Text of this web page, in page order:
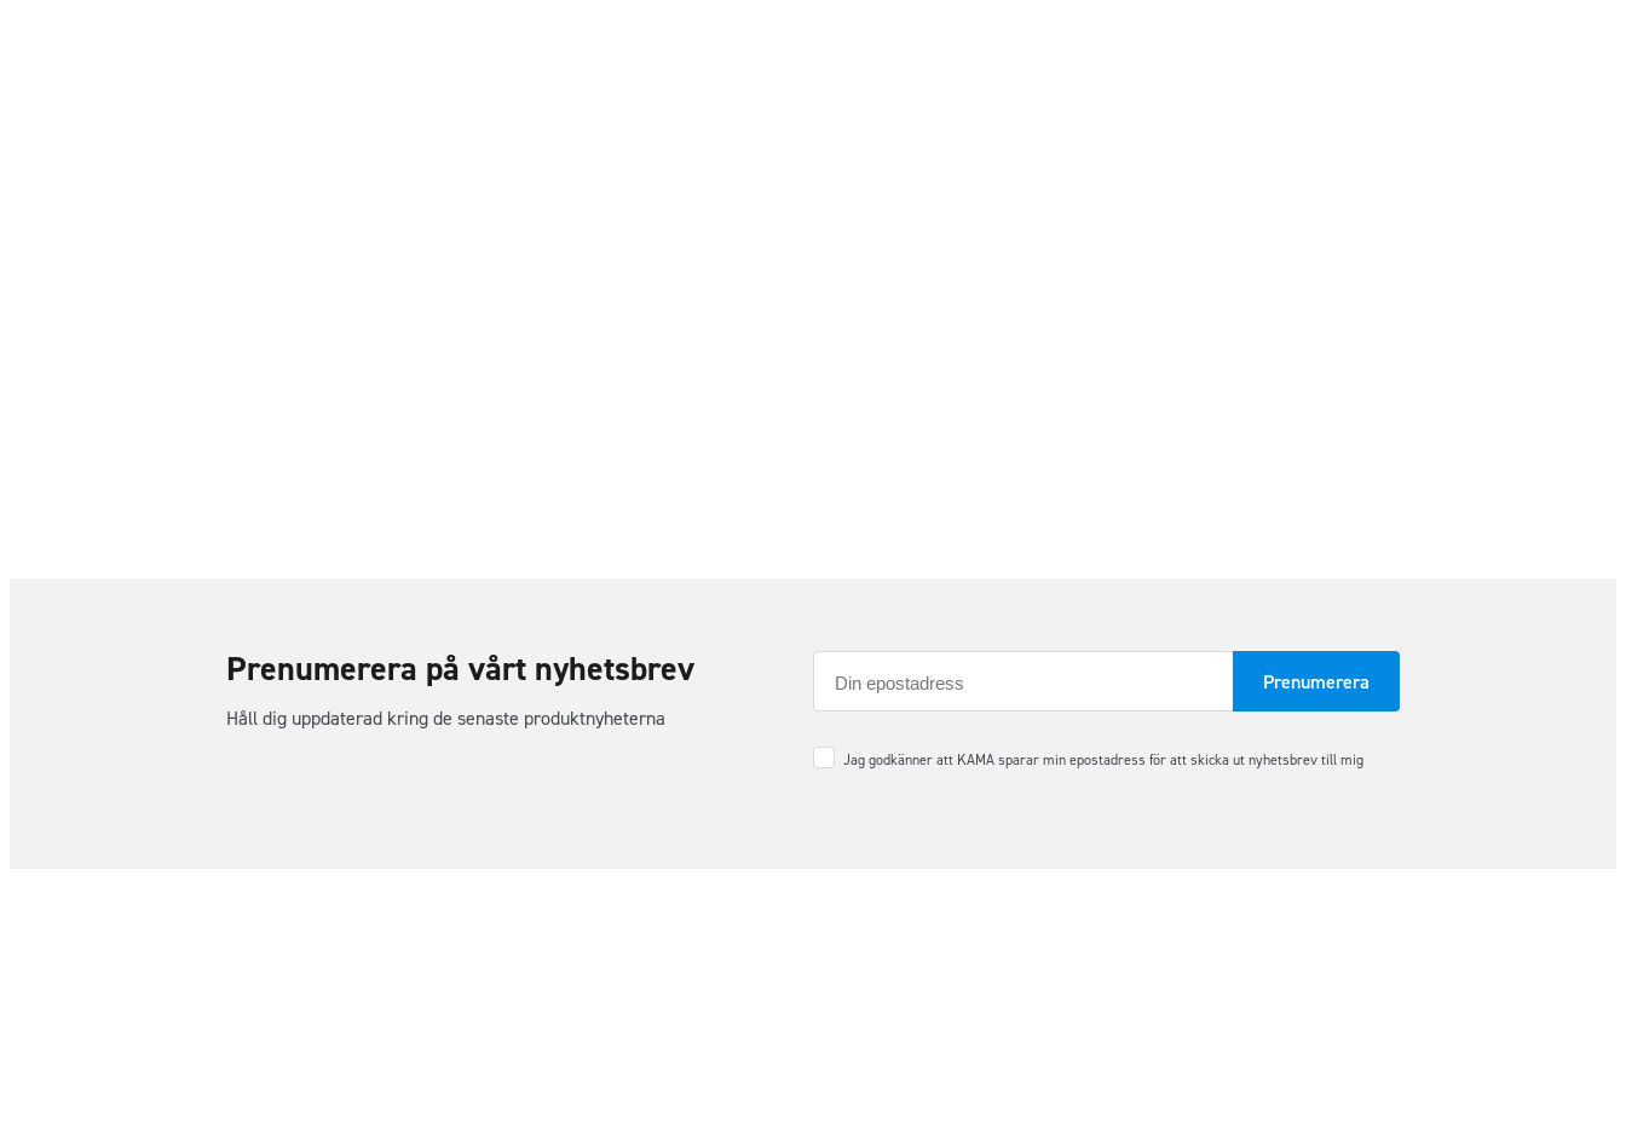
Prenumerera på vårt nyhetsbrev
Håll dig uppdaterad kring de senaste produktnyheterna
Samtycke*
Jag godkänner att KAMA sparar min epostadress för att skicka ut nyhetsbrev till mig